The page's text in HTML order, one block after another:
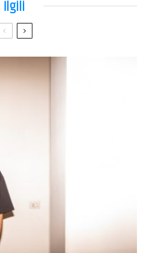
İlgili